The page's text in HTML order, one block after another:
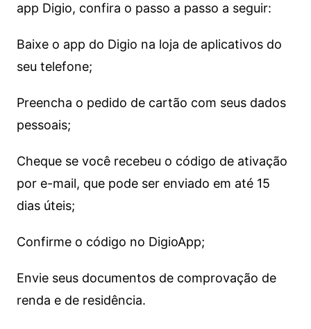
app Digio, confira o passo a passo a seguir:
Baixe o app do Digio na loja de aplicativos do
seu telefone;
Preencha o pedido de cartão com seus dados
pessoais;
Cheque se você recebeu o código de ativação
por e-mail, que pode ser enviado em até 15
dias úteis;
Confirme o código no DigioApp;
Envie seus documentos de comprovação de
renda e de residência.